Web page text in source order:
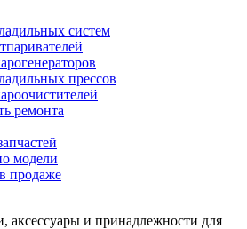
систем
прессов
ремонта
модели
продаже
аксессуары и принадлежности для